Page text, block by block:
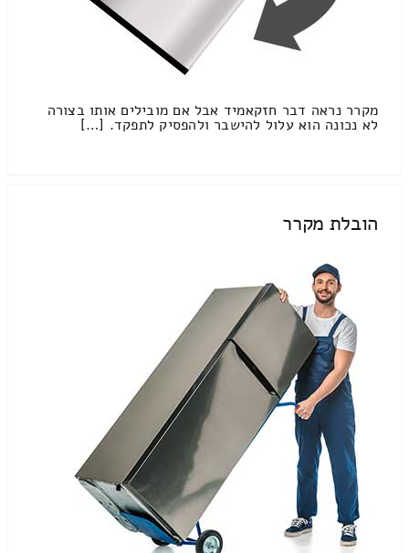
מקרר נראה דבר חזקאמיד אבל אם מובילים אותו בצורה
לא נכונה הוא עלול להישבר ולהפסיק לתפקד. […]
הובלת מקרר